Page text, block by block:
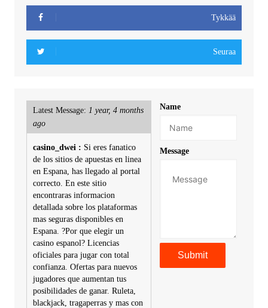
Tykkää
Seuraa
Latest Message: 1 year, 4 months
ago
casino_dwei : Si eres fanatico
de los sitios de apuestas en linea
en Espana, has llegado al portal
correcto. En este sitio
encontraras informacion
detallada sobre los plataformas
mas seguras disponibles en
Espana. ?Por que elegir un
casino espanol? Licencias
oficiales para jugar con total
confianza. Ofertas para nuevos
jugadores que aumentan tus
posibilidades de ganar. Ruleta,
blackjack, tragaperras y mas con
Name
Message